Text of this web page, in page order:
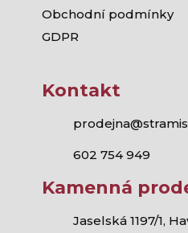
Obchodní podmínky
GDPR
Kontakt
602 754 949
Kamenná
Jaselská 1197/1,